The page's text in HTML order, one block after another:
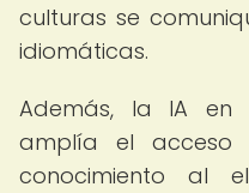
culturas se
idiomáticas.
Además, la IA en
amplía el
conocimiento al